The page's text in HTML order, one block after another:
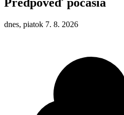
dnes, piatok 7. 8. 2026